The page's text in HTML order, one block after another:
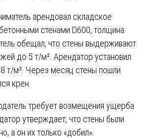
арендовал складское
стенами D600, толщина
обещал, что стены выдерживают
до 5 т/м². Арендатор установил
т/м². Через месяц стены пошли
крен.
требует возмещения ущерба
утверждает, что стены были
а он их только «добил».